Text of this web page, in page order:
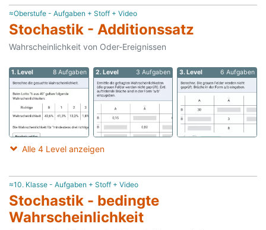
≈Oberstufe - Aufgaben + Stoff + Video
Stochastik - Additionssatz
Wahrscheinlichkeit von Oder-Ereignissen
1. Level 8 Aufgaben 2. Level 3 Aufgaben 3. Level 6 Aufgaben
Alle 4 Level anzeigen
≈10. Klasse - Aufgaben + Stoff + Video
Stochastik - bedingte
Wahrscheinlichkeit